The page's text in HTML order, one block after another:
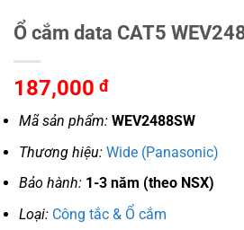
Ổ cắm data CAT5
187,000 đ
Mã sản phẩm: WEV2488SW
Thương hiệu: Wide (Panasonic)
Bảo hành: 1-3 năm (theo NSX)
Loại: Công tắc & Ổ cắm